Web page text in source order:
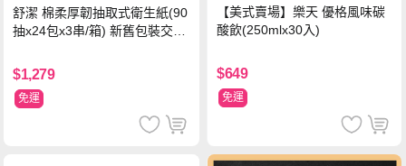
舒潔 棉柔厚韌抽取式衛生紙(90
抽x24包x3串/箱) 新舊包裝交替
$1,279
免運
【美式賣場】樂天 優格風味碳
酸飲(250mlx30入)
$649
免運